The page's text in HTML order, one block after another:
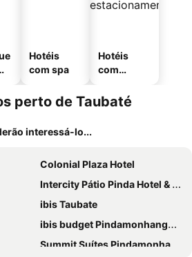
Hotéis
com spa
Hotéis
com
mento
perto de Taubaté
interessá-lo...
Colonial Plaza Hotel
Intercity Pátio Pinda Hotel & Resort
ibis Taubate
ibis budget Pindamonhangaba
Summit Suítes Pindamonhangaba